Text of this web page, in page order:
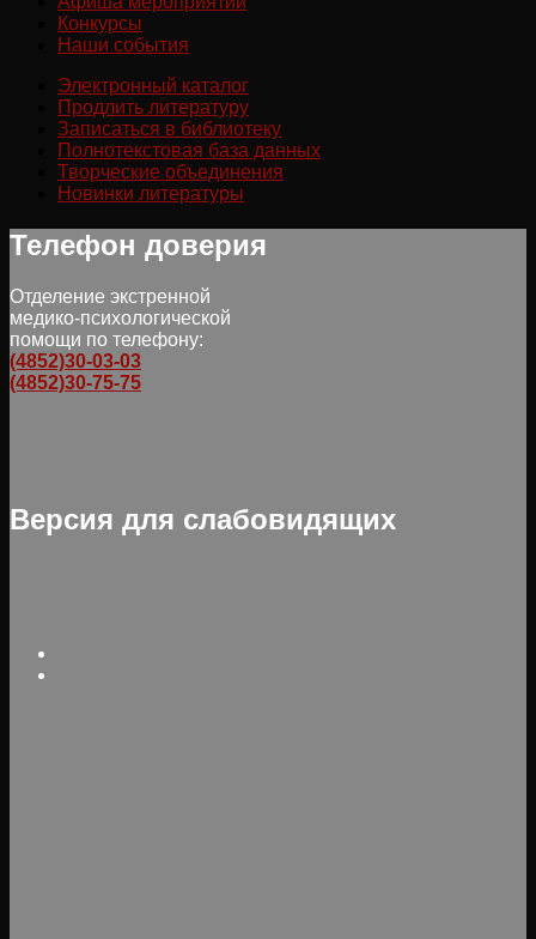
Конкурсы
Наши события
Электронный каталог
Продлить литературу
Записаться в библиотеку
Полнотекстовая база данных
Творческие объединения
Новинки литературы
Телефон доверия
Отделение экстренной
медико-психологической
помощи по телефону:
(4852)30-03-03
(4852)30-75-75
Версия для слабовидящих